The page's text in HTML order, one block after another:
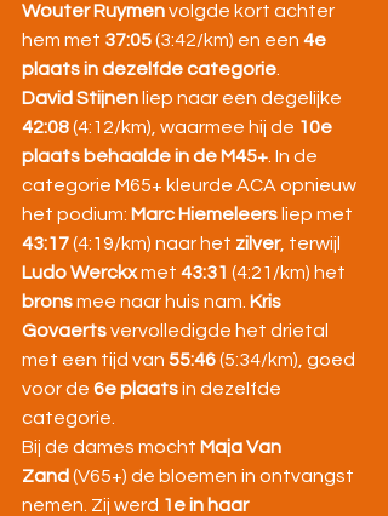
Wouter Ruymen volgde kort achter
hem met 37:05 (3:42/km) en een 4e
plaats in dezelfde categorie
David Stijnen liep naar een degelijke
42:08 (4:12/km), waarmee hij de 10e
plaats behaalde in de M45+ . In de
categorie M65+ kleurde ACA opnieuw
het podium: Marc Hiemeleers liep met
43:17 (4:19/km) naar het zilver, terwijl
Ludo Werckx met 43:31 (4:21/km) het
brons mee naar huis nam. Kris
Govaerts vervolledigde het drietal
met een tijd van 55:46 (5:34/km), goed
voor de 6e plaats in dezelfde
categorie.
Bij de dames mocht Maja Van
Zand (V65+) de bloemen in ontvangst
nemen. Zij werd 1e in haar